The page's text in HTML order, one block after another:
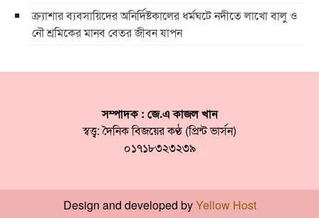
ক্র্যাশার ব্যবসায়িদের অনির্দিষ্টকালের ধর্মঘটে নদীতে লাখো বালু ও
নৌ শ্রমিকের মানব বেতর জীবন যাপন
সম্পাদক : জে.এ কাজল খান
স্বত্ত্ব: দৈনিক বিজয়ের কণ্ঠ (প্রিন্ট ভার্সন)
০১৭১৮৩২৩২৩৯
Design and developed byYellow Host